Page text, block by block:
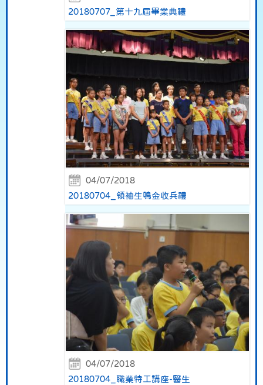
20180707_第十九屆畢業典禮
04/07/2018
20180704_領袖生鳴金收兵禮
04/07/2018
20180704_職業特工講座-醫生